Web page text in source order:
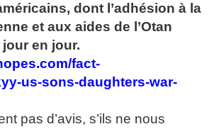
dont l’adhésion à la
et aux aides de l’Otan
jour en jour.
fact-
us-sons-daughters-war-
pas d’avis, s’ils ne nous